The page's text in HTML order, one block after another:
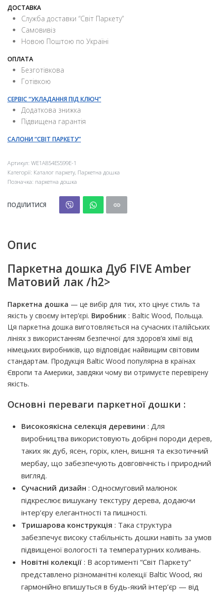
ДОСТАВКА
Служба доставки “Свiт Паркету”
Самовивіз
Новою Поштою по Україні
ОПЛАТА
Безготівкова
Готівкою
СЕРВІС “УКЛАДАННЯ ПІД КЛЮЧ”
Додаткова знижка
Підвищена гарантія
САЛОНИ “СВІТ ПАРКЕТУ”
Артикул: WE1A854ES599E-1
Категорії: Каталог паркету, Паркетна дошка
Позначка: паркетна дошка
ПОДІЛИТИСЯ
Опис
Паркетна дошка Дуб FIVE Amber
Матовий лак /h2>
Паркетна дошка — це вибір для тих, хто цінує стиль та
якість у своєму інтер’єрі. Виробник : Baltic Wood, Польща.
Ця паркетна дошка виготовляється на сучасних італійських
лініях з використанням безпечної для здоров’я хімії від
німецьких виробників, що відповідає найвищим світовим
стандартам. Продукція Baltic Wood популярна в країнах
Європи та Америки, завдяки чому ви отримуєте перевірену
якість.
Основні переваги паркетної дошки :
Високоякісна селекція деревини : Для
виробництва використовують добірні породи дерев,
таких як дуб, ясен, горіх, клен, вишня та екзотичний
мербау, що забезпечують довговічність і природний
вигляд.
Сучасний дизайн : Односмуговий малюнок
підкреслює вишукану текстуру дерева, додаючи
інтер’єру елегантності та пишності.
Тришарова конструкція : Така структура
забезпечує високу стабільність дошки навіть за умов
підвищеної вологості та температурних коливань.
Новітні колекції : В асортименті “Світ Паркету”
представлено різноманітні колекції Baltic Wood, які
гармонійно впишуться в будь-який інтер’єр — від